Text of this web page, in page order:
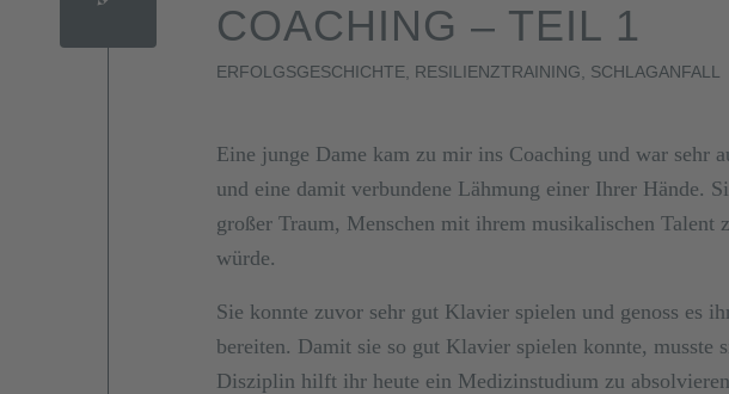
COACHING – TEIL 1
ERFOLGSGESCHICHTE RESILIENZTRAINING SCHLAGANFALL
Eine junge Dame kam zu mir ins Coaching und war sehr
und eine damit verbundene Lähmung einer Ihrer Hände.
großer Traum, Menschen mit ihrem musikalischen Talent
würde.
Sie konnte zuvor sehr gut Klavier spielen und genoss es
bereiten. Damit sie so gut Klavier spielen konnte, musste
Disziplin hilft ihr heute ein Medizinstudium zu